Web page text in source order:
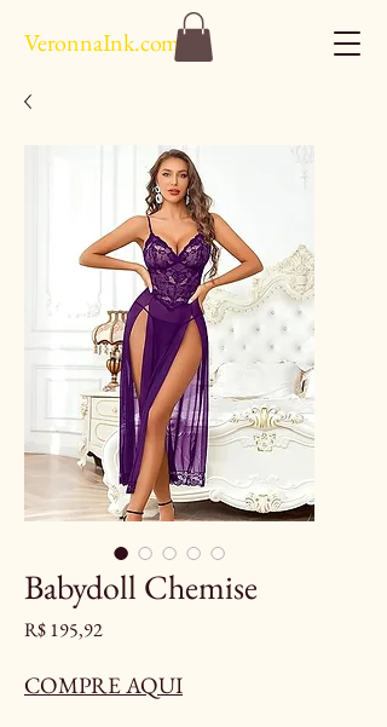
VeronnaInk.com
Babydoll Chemise
R$ 195,92Preço
COMPRE AQUI